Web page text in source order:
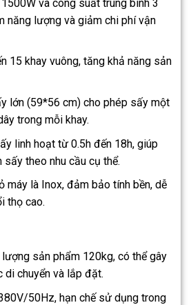
và công suất trung bình 3
năng lượng và giảm chi phí vận
15 khay vuông, tăng khả năng sản
lớn (59*56 cm) cho phép sấy một
trong mỗi khay.
linh hoạt từ 0.5h đến 18h, giúp
sấy theo nhu cầu cụ thể.
máy là Inox, đảm bảo tính bền, dễ
thọ cao.
sản phẩm 120kg, có thể gây
di chuyển và lắp đặt.
50Hz, hạn chế sử dụng trong